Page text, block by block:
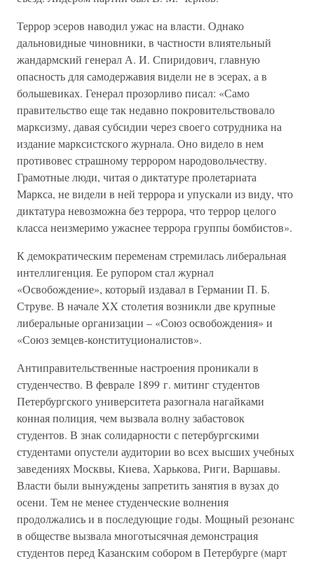
Террор эсеров наводил ужас на власти. Однако
дальновидные чиновники, в частности влиятельный
жандармский генерал А. И. Спиридович, главную
опасность для самодержавия видели не в эсерах, а в
большевиках. Генерал прозорливо писал: «Само
правительство еще так недавно покровительствовало
марксизму, давая субсидии через своего сотрудника на
издание марксистского журнала. Оно видело в нем
противовес страшному террором народовольчеству.
Грамотные люди, читая о диктатуре пролетариата
Маркса, не видели в ней террора и упускали из виду, что
диктатура невозможна без террора, что террор целого
класса неизмеримо ужаснее террора группы бомбистов».
К демократическим переменам стремилась либеральная
интеллигенция. Ее рупором стал журнал
«Освобождение», который издавал в Германии П. Б.
Струве. В начале XX столетия возникли две крупные
либеральные организации – «Союз освобождения» и
«Союз земцев-конституционалистов».
Антиправительственные настроения проникали в
студенчество. В феврале 1899 г. митинг студентов
Петербургского университета разогнала нагайками
конная полиция, чем вызвала волну забастовок
студентов. В знак солидарности с петербургскими
студентами опустели аудитории во всех высших учебных
заведениях Москвы, Киева, Харькова, Риги, Варшавы.
Власти были вынуждены запретить занятия в вузах до
осени. Тем не менее студенческие волнения
продолжались и в последующие годы. Мощный резонанс
в обществе вызвала многотысячная демонстрация
студентов перед Казанским собором в Петербурге (март